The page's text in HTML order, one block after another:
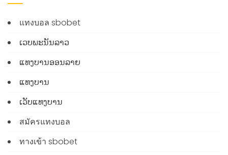
แทงบอล sbobet
ເວບພະນັນລາວ
ແທງບານອອນລາຍ
ແທງບານ
ເວັບແທງບານ
สมัครแทงบอล
ทางเข้า sbobet